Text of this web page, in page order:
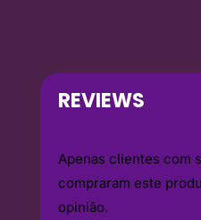
REVIEWS
Apenas clientes com
compraram este
opinião.